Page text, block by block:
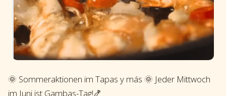
🌞 Sommeraktionen im Tapas y más 🌞 Jeder Mittwoch
im Juni ist Gambas-Tag!🍤